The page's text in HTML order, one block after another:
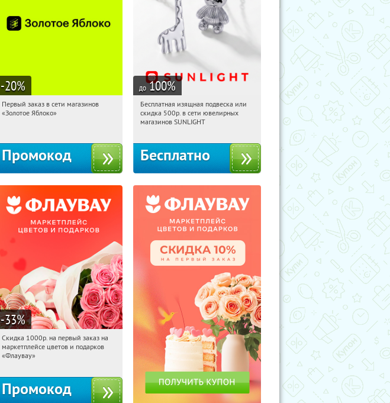
-20%
04:09:13
Получи первым!
Первый заказ в сети магазинов
«Золотое Яблоко»
Промокод
до 100%
04:09:13 Получили:
Россия
Бесплатная изящная подвеска или
скидка 500р. в сети ювелирных
магазинов SUNLIGHT
Бесплатно
-33%
04:09:13 Получили:
Россия
Скидка 1000р. на первый заказ на
маркетплейсе цветов и подарков
«Флаувау»
Промокод